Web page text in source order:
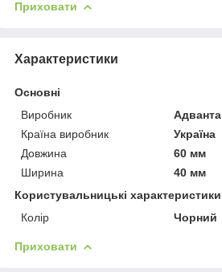
Приховати
Характеристики
Основні
Виробник
Адванта
Країна виробник
Україна
Довжина
60 мм
Ширина
40 мм
Користувальницькі характеристики
Колір
Чорний
Приховати